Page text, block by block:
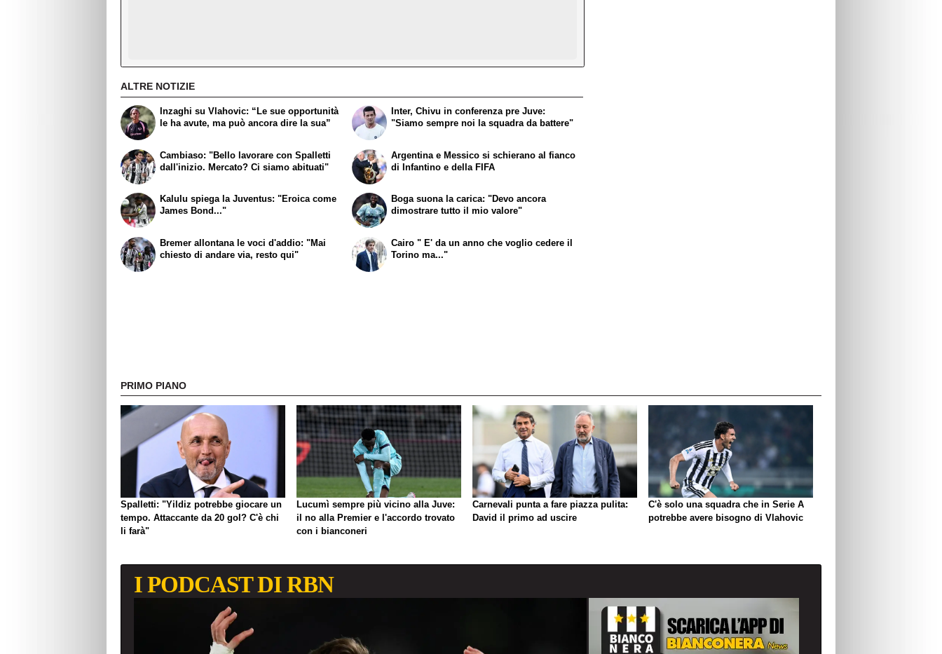
ALTRE NOTIZIE
Inzaghi su Vlahovic: “Le sue opportunità
le ha avute, ma può ancora dire la sua”
Cambiaso: "Bello lavorare con Spalletti
dall'inizio. Mercato? Ci siamo abituati"
Inter, Chivu in conferenza pre Juve:
"Siamo sempre noi la squadra da battere"
Argentina e Messico si schierano al fianco
di Infantino e della FIFA
Kalulu spiega la Juventus: "Eroica come
James Bond..."
Bremer allontana le voci d'addio: "Mai
chiesto di andare via, resto qui"
Boga suona la carica: "Devo ancora
dimostrare tutto il mio valore"
Cairo " E' da un anno che voglio cedere il
Torino ma..."
PRIMO PIANO
Spalletti: "Yildiz potrebbe giocare un
tempo. Attaccante da 20 gol? C'è chi
li farà"
Lucumì sempre più vicino alla Juve:
il no alla Premier e l'accordo trovato
con i bianconeri
Carnevali punta a fare piazza pulita:
David il primo ad uscire
C'è solo una squadra che in Serie A
potrebbe avere bisogno di Vlahovic
I PODCAST DI RBN